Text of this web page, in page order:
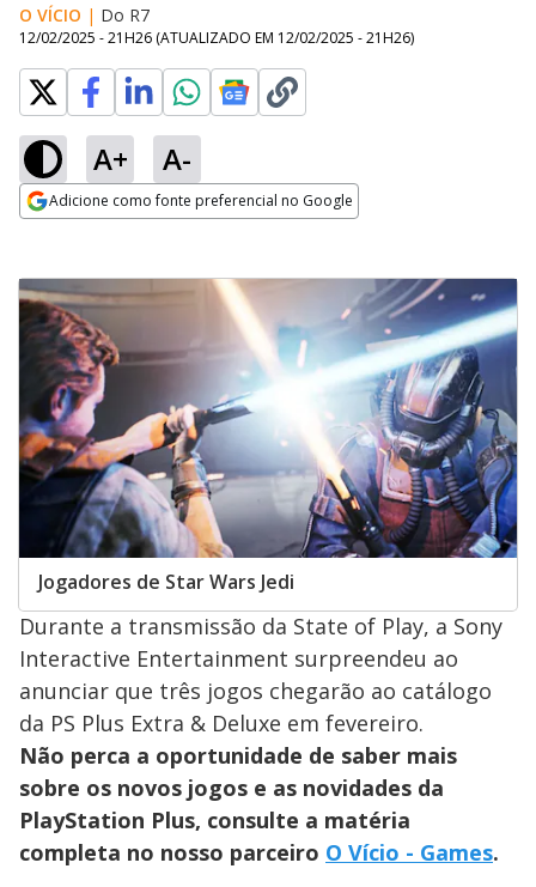
O VÍCIO | Do R7
12/02/2025 - 21H26 (ATUALIZADO EM 12/02/2025 - 21H26)
A+ A-
Adicione como fonte preferencial no Google
Jogadores de Star Wars Jedi
Durante a transmissão da State of Play, a Sony
Interactive Entertainment surpreendeu ao
anunciar que três jogos chegarão ao catálogo
da PS Plus Extra & Deluxe em fevereiro.
Não perca a oportunidade de saber mais
sobre os novos jogos e as novidades da
PlayStation Plus, consulte a matéria
completa no nosso parceiro O Vício - Games.